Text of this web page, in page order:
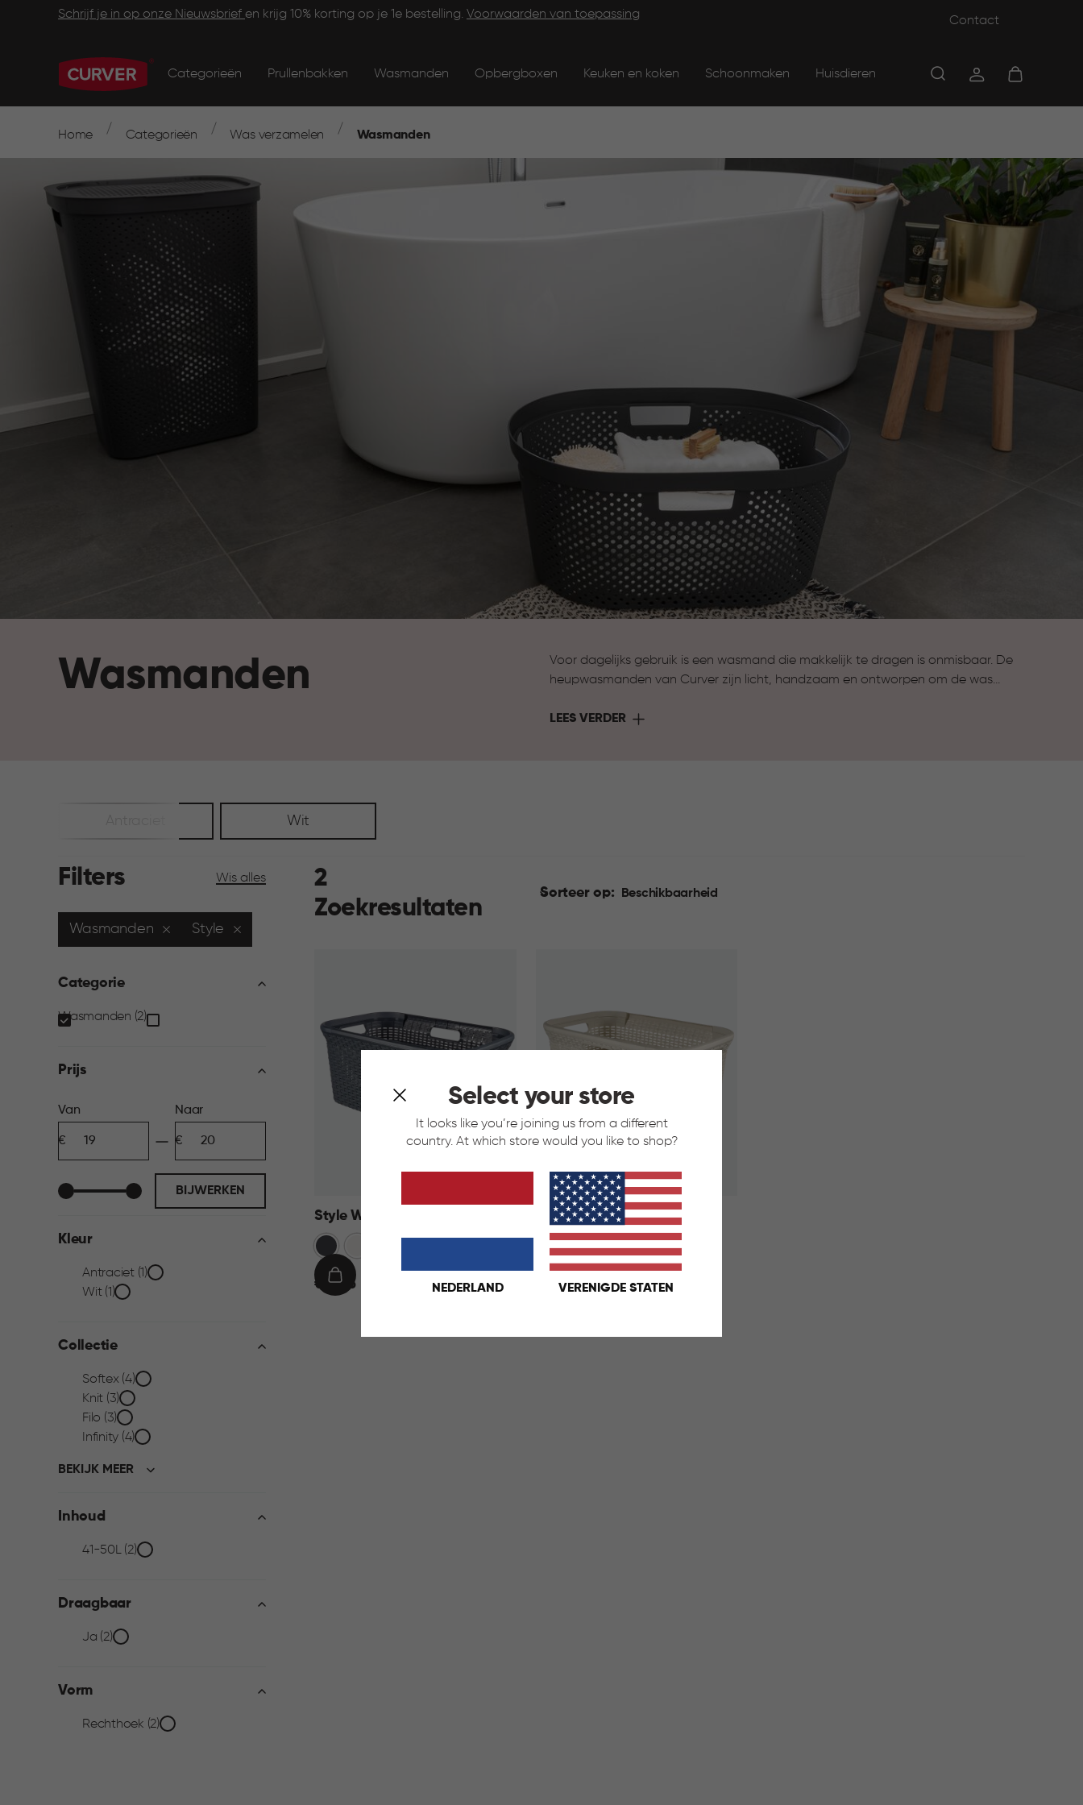
Select your store
It looks like you’re joining us from a different
country. At which store would you like to shop?
NEDERLAND VERENIGDE STATEN
Schrijf je in op onze Nieuwsbrief en krijg 10% korting op je 1e bestelling. Voorwaarden van toepassing Contact
navigation
Categorieën Prullenbakken Wasmanden Opbergboxen Keuken en koken Schoonmaken Huisdieren
Main
Navigation
Home Categorieën Was verzamelen Wasmanden
Wasmanden
Voor dagelijks gebruik is een wasmand die makkelijk te dragen is onmisbaar. De
heupwasmanden van Curver zijn licht, handzaam en ontworpen om de was
LEES VERDER
Wit
Filters Wis alles
Wasmanden Style
Categorie
Categorie
filter
Wasmanden (2)
Prijs
Prijs
filter
Van
Naar
BIJWERKEN
Kleur
Kleur
Antraciet (1)
Wit (1)
Collectie
Collectie
filter
Softex (4)
Knit (3)
Filo (3)
Infinity (4)
BEKIJK MEER
Inhoud
Inhoud
filter
41-50L (2)
Draagbaar
Draagbaar
filter
Ja (2)
Vorm
Vorm
Rechthoek (2)
Sorteer op: Beschikbaarheid
2
Zoekresultaten
Style Wasmand 45L - Antraciet
Grijs
€€ 19,95
IN
Style Wasmand 45L - Wit
Grijs Wit
€ 19,95
IN
Footer
Information